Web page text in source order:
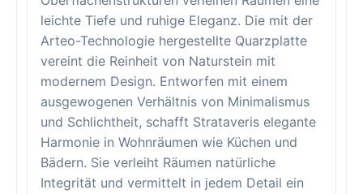
leichte Tiefe und ruhige Eleganz. Die mit der
Arteo-Technologie hergestellte Quarzplatte
vereint die Reinheit von Naturstein mit
modernem Design. Entworfen mit einem
ausgewogenen Verhältnis von Minimalismus
und Schlichtheit, schafft Strataveris elegante
Harmonie in Wohnräumen wie Küchen und
Bädern. Sie verleiht Räumen natürliche
Integrität und vermittelt in jedem Detail ein